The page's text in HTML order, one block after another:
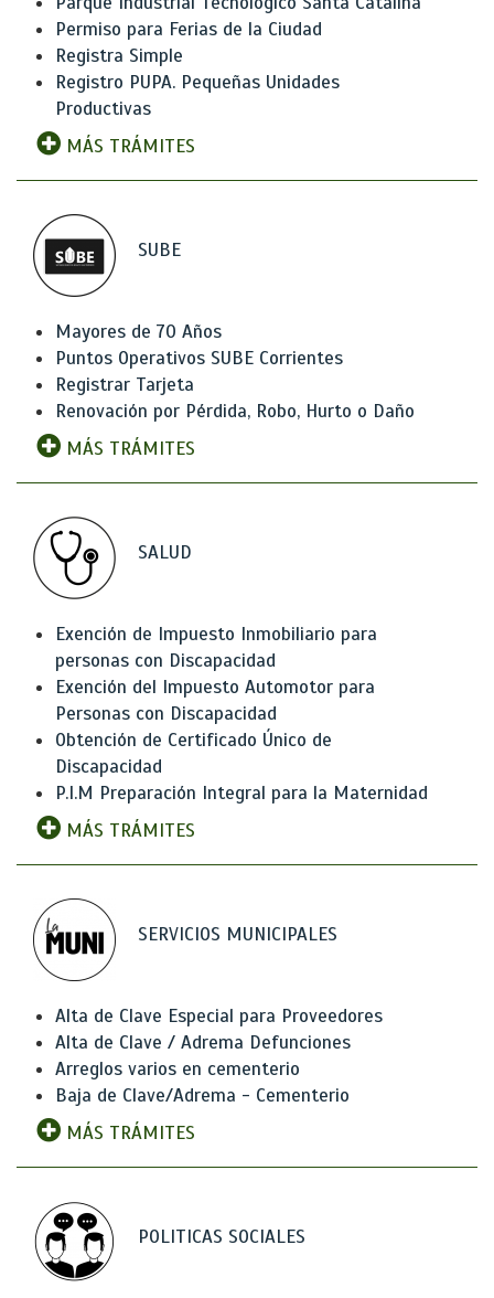
Permiso para Ferias de la Ciudad
Registra Simple
Registro PUPA. Pequeñas Unidades
Productivas
MÁS TRÁMITES
SUBE
Mayores de 70 Años
Puntos Operativos SUBE Corrientes
Registrar Tarjeta
Renovación por Pérdida, Robo, Hurto o Daño
MÁS TRÁMITES
SALUD
Exención de Impuesto Inmobiliario para
personas con Discapacidad
Exención del Impuesto Automotor para
Personas con Discapacidad
Obtención de Certificado Único de
Discapacidad
P.I.M Preparación Integral para la Maternidad
MÁS TRÁMITES
SERVICIOS MUNICIPALES
Alta de Clave Especial para Proveedores
Alta de Clave / Adrema Defunciones
Arreglos varios en cementerio
Baja de Clave/Adrema - Cementerio
MÁS TRÁMITES
POLITICAS SOCIALES